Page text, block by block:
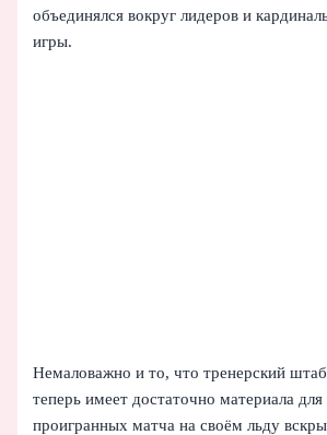
объединялся вокруг лидеров и
игры.
Немаловажно и то, что тренерский
теперь имеет достаточно материала для
проигранных матча на своём льду